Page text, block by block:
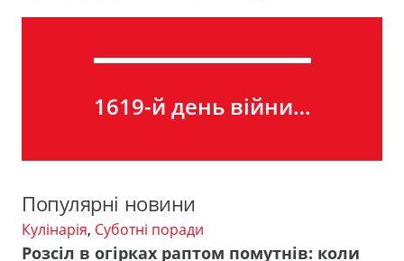
1619-й день війни…
Популярні новини
Кулінарія, Суботні поради
Розсіл в огірках раптом помутнів: коли